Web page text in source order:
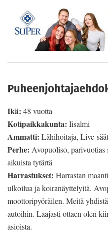
Ikä: 48 vuotta
Kotipaikkakunta: Iisalmi
Ammatti: Lähihoitaja, Live-
Perhe: Avopuoliso,
aikuista tytärtä
Harrastukset: Harrastan
ulkoilua ja koiranäyttelyitä.
moottoripyöräilen. Meitä
autoihin. Laajasti ottaen olen
asioista.